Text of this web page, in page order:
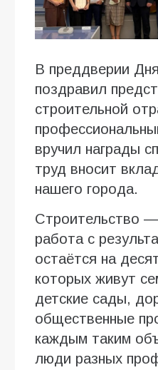
В преддверии
поздравил
строительной
вручил награды
труд вносит
нашего города.
Строительство
работа с
остаётся на
которых живут
детские сады,
общественные
каждым таким
люди разных